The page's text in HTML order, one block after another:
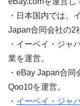
・日本国内では、
Japan合同会社の2
・イーベイ・ジャ
業を運営。
・eBay Japan合
Qoo10を運営。
・ イーベイ・ジャ